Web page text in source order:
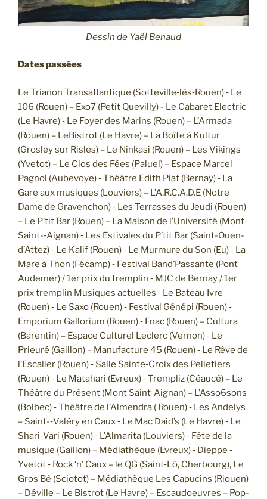
Dessin de Yaël Benaud
Dates passées
Le Trianon Transatlantique (Sotteville­‐lès‐Rouen) ‐ Le
106 (Rouen) – Exo7 (Petit Quevilly) -­ Le Cabaret Electric
(Le Havre) ‐ Le Foyer des Marins (Rouen) – L’Armada
(Rouen) – LeBistrot (Le Havre) – La Boîte à Kultur
(Grosley sur Risles) – Le Ninkasi (Rouen) – Les Vikings
(Yvetot) – Le Clos des Fées (Paluel) – Espace Marcel
Pagnol (Aubevoye) ‐ Théâtre Edith Piaf (Bernay) ‐ La
Gare aux musiques (Louviers) – L’A.R.C.A.D.E (Notre
Dame de Gravenchon) ­‐ Les Terrasses du Jeudi (Rouen)
– Le P’tit Bar (Rouen) – La Maison de l’Université (Mont
Saint-­‐Aignan) ‐ Les Estivales du P’tit Bar (Saint-Ouen-
d’Attez) ‐ Le Kalif (Rouen) ­‐ Le Murmure du Son (Eu) ‐ La
Mare à Thon (Fécamp) ‐ Festival Band’Passante (Pont
Audemer) / 1er prix du tremplin ‐ MJC de Bernay / 1er
prix tremplin Musiques actuelles ­‐ Le Bateau Ivre
(Rouen) ‐ Le Saxo (Rouen) ­‐ Festival Génépi (Rouen) ‐
Emporium Gallorium (Rouen) ‐ Fnac (Rouen) – Cultura
(Barentin) – Espace Culturel Leclerc (Vernon) ­‐ Le
Prieuré (Gaillon) – Manufacture 45 (Rouen) ‐ Le Rêve de
l’Escalier (Rouen) ­‐ Salle Sainte‐Croix des Pelletiers
(Rouen) ‐ Le Matahari (Evreux) ­‐ Trempliz (Céaucé) – Le
Théâtre du Présent (Mont Saint‐Aignan) – L’Asso6sons
(Bolbec) ‐ Théâtre de l’Almendra ( Rouen) ‐ Les Andelys
– Saint-­‐Valéry en Caux ­‐ Le Mac Daid’s (Le Havre) ‐ Le
Shari‐Vari (Rouen) ‐ L’Almarita (Louviers) ‐ Fête de la
musique (Gaillon) – Médiathèque (Evreux) ­‐ Dieppe ­‐
Yvetot ‐ Rock ‘n’ Caux – le QG (Saint‐Lô, Cherbourg), Le
Gros Bé (Sciotot) – Médiathèque Les Capucins (Riouen)
– Déville – Le Bistrot (Le Havre) – Escaudoeuvres – Pop-